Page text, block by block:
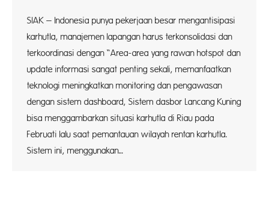
SIAK – Indonesia punya pekerjaan besar mengantisipasi
karhutla, manajemen lapangan harus terkonsolidasi dan
terkoordinasi dengan “Area-area yang rawan hotspot dan
update informasi sangat penting sekali, memanfaatkan
teknologi meningkatkan monitoring dan pengawasan
dengan sistem dashboard, Sistem dasbor Lancang Kuning
bisa menggambarkan situasi karhutla di Riau pada
Februati lalu saat pemantauan wilayah rentan karhutla.
Sistem ini, menggunakan…